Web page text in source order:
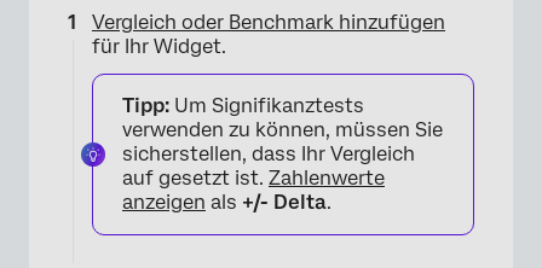
Vergleich oder Benchmark hinzufügen
für Ihr Widget.
Tipp: Um Signifikanztests
verwenden zu können, müssen Sie
sicherstellen, dass Ihr Vergleich
auf gesetzt ist. Zahlenwerte
anzeigen als +/- Delta.